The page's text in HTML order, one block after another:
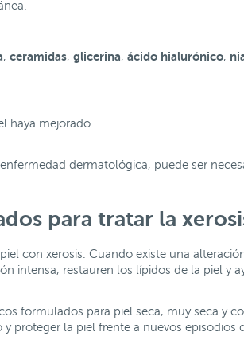
, ceramidas, glicerina, ácido hialurónico,
haya mejorado.
dermatológica, puede ser
para tratar la
con xerosis. Cuando existe una
intensa, restauren los lípidos de la piel y
formulados para piel seca, muy seca y
proteger la piel frente a nuevos episodios